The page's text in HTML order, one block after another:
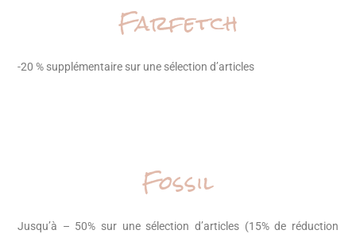
Farfetch
-20 % supplémentaire sur une sélection d’articles
Fossil
Jusqu’à – 50% sur une sélection d’articles (15% de réduction